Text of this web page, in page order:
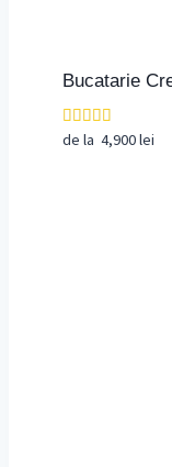
Bucatarie
Evaluat la
de la 4,900lei